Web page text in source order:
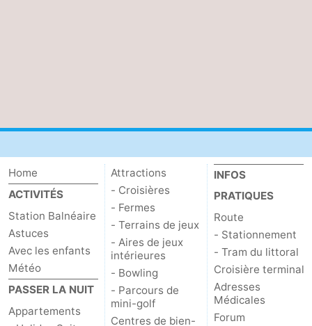
Home
ACTIVITÉS
Station Balnéaire
Astuces
Avec les enfants
Météo
PASSER LA NUIT
Appartements
Attractions
- Croisières
- Fermes
- Terrains de jeux
- Aires de jeux
intérieures
- Bowling
- Parcours de
mini-golf
Centres de bien-
INFOS
PRATIQUES
Route
- Stationnement
- Tram du littoral
Croisière terminal
Adresses
Médicales
Forum